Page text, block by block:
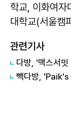
학교, 이화여자
대학교(서울캠
관련기사
빽다방, 'Paik's